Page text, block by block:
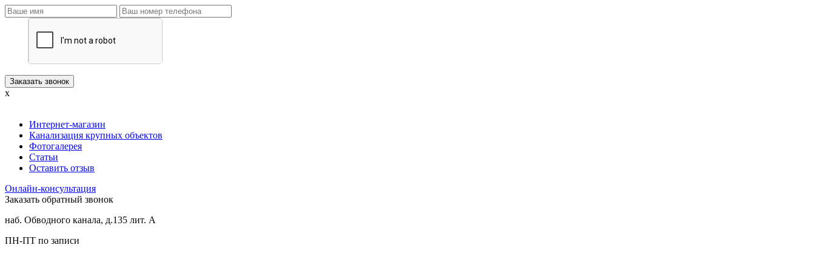
x
Интернет-магазин
Канализация крупных объектов
Фотогалерея
Статьи
Оставить отзыв
Онлайн-консультация
Заказать обратный звонок
наб. Обводного канала, д.135 лит. А
ПН-ПТ по записи